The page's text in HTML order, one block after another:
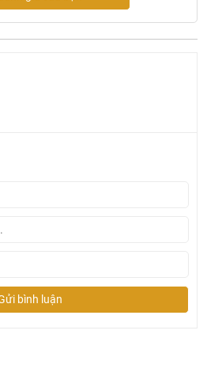
âm sàn hoặc xây bệ, bồn tắm
góc tường, tạo nên một bề mặt
trọng hơn.
sự thoải mái khi sử dụng, vừa
trai và Acrylic cao cấp: Sự kết hợp
bẩn, chống ố vàng và trầy xước
nước ấm áp được duy trì lâu hơn,
thái học: Các đường cong và vị trí
mang lại sự thoải mái và dễ chịu
mình.
bình luận